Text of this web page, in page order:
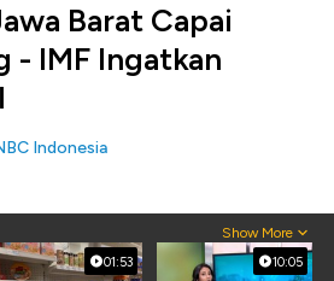
Barat Capai
- IMF Ingatkan
Indonesia
Show More
01:53 10:05